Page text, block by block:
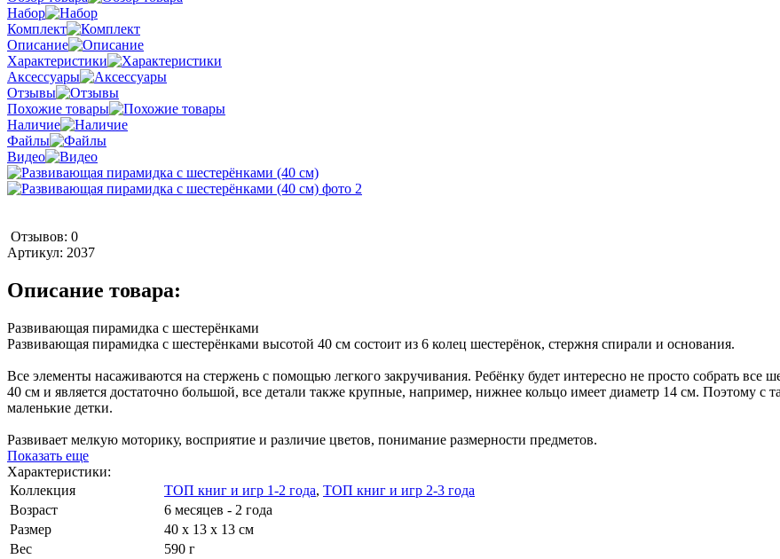
Набор
Комплект
Описание
Характеристики
Аксессуары
Отзывы
Похожие товары
Наличие
Файлы
Видео
Отзывов: 0
Артикул: 2037
Описание товара:
Развивающая пирамидка с шестерёнками
Развивающая пирамидка с шестерёнками высотой 40 см состоит из 6 колец шестерёнок, стержня спирали и основания.
Все элементы насаживаются на стержень с помощью легкого закручивания. Ребёнку будет интересно не просто собрать все
40 см и является достаточно большой, все детали также крупные, например, нижнее кольцо имеет диаметр 14 см. Поэтому с
маленькие детки.
Развивает мелкую моторику, восприятие и различие цветов, понимание размерности предметов.
Показать еще
Характеристики:
Коллекция
ТОП книг и игр 1-2 года, ТОП книг и игр 2-3 года
Возраст
6 месяцев - 2 года
Размер
40 х 13 х 13 см
Вес
590 г